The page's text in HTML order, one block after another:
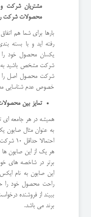
مشتریان شرکت و
محصولات شرکت
بارها برای شما هم
رفته اید و با بسته
یکسان محصول خود را
شرکت مشخص باشید به
شرکت محصول اصل را
خصوص عدم شناسایی
تمایز بین
همیشه در هر جامعه
به عنوان مثال
هر یک از این صابون
برتر در شاخصه های
این صابون به نام
راحت محصول خود را
ببیند از فروشنده
برند می باشد.